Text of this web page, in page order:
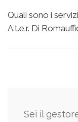
Quali sono i
A.t.e.r. Di
Sei il